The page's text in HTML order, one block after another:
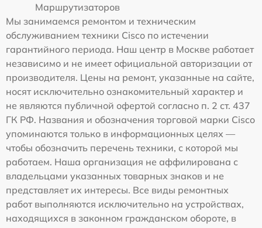
Маршрутизаторов
Мы занимаемся ремонтом и техническим
обслуживанием техники Cisco по истечении
гарантийного периода. Наш центр в Москве работает
независимо и не имеет официальной авторизации от
производителя. Цены на ремонт, указанные на сайте,
носят исключительно ознакомительный характер и
не являются публичной офертой согласно п. 2 ст. 437
ГК РФ. Названия и обозначения торговой марки Cisco
упоминаются только в информационных целях —
чтобы обозначить перечень техники, с которой мы
работаем. Наша организация не аффилирована с
владельцами указанных товарных знаков и не
представляет их интересы. Все виды ремонтных
работ выполняются исключительно на устройствах,
находящихся в законном гражданском обороте, в